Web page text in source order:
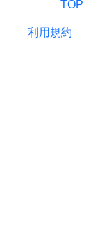
TOP
利用規約